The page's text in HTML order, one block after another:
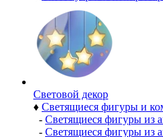
Световой декор
♦ Светящиеся фигуры и
- Светящиеся фигуры из
- Светящиеся фигуры из